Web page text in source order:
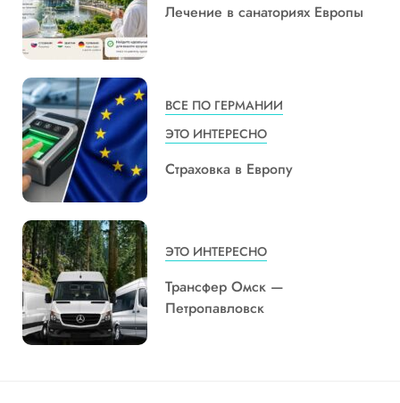
Лечение в санаториях Европы
ВСЕ ПО ГЕРМАНИИ
ЭТО ИНТЕРЕСНО
Страховка в Европу
ЭТО ИНТЕРЕСНО
Трансфер Омск —
Петропавловск